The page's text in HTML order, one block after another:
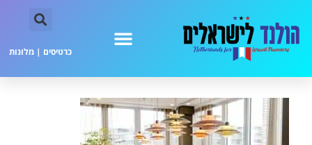
כרטיסים | מלונות